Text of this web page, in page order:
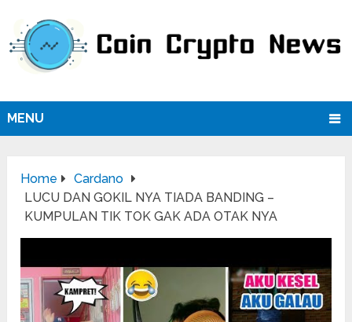
MENU
Home
Cardano
LUCU DAN GOKIL NYA TIADA BANDING –
KUMPULAN TIK TOK GAK ADA OTAK NYA